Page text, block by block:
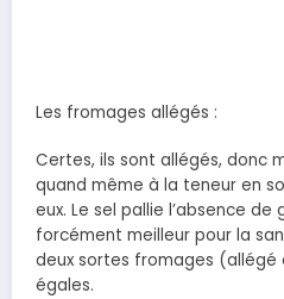
Les fromages allégés :
Certes, ils sont allégés, donc
quand même à la teneur en
eux. Le sel pallie l’absence de
forcément meilleur pour la
deux sortes fromages (allégé
égales.